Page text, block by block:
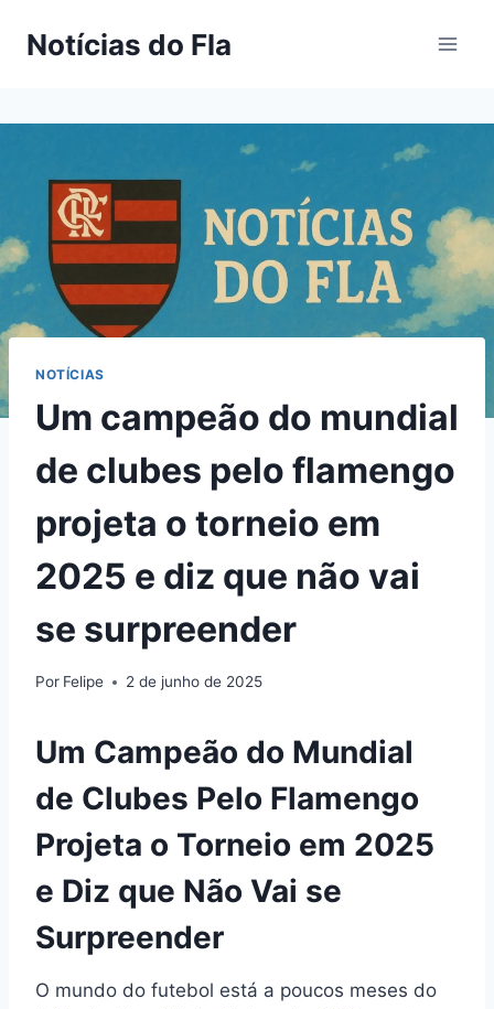
paraNotícias do Fla
NOTÍCIAS
Um campeão do mundial
de clubes pelo flamengo
projeta o torneio em
2025 e diz que não vai
se surpreender
Por Felipe 2 de junho de 2025
Um Campeão do Mundial
de Clubes Pelo Flamengo
Projeta o Torneio em 2025
e Diz que Não Vai se
Surpreender
O mundo do futebol está a poucos meses do